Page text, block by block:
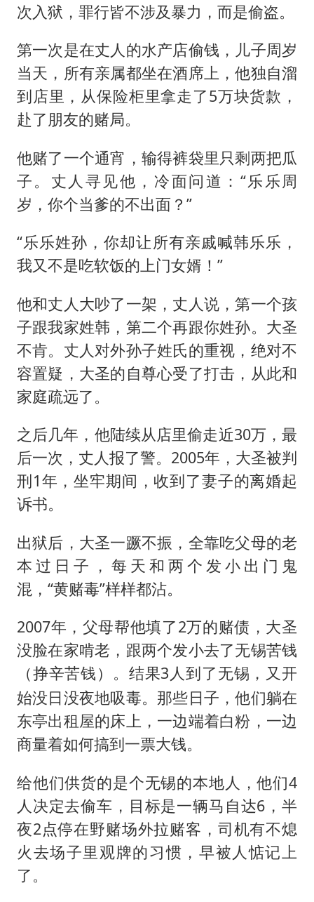
次入狱，罪行皆不涉及暴力，而是偷盗。
第一次是在丈人的水产店偷钱，儿子周岁
当天，所有亲属都坐在酒席上，他独自溜
到店里，从保险柜里拿走了5万块货款，
赴了朋友的赌局。
他赌了一个通宵，输得裤袋里只剩两把瓜
子。丈人寻见他，冷面问道：“乐乐周
岁，你个当爹的不出面？”
“乐乐姓孙，你却让所有亲戚喊韩乐乐，
我又不是吃软饭的上门女婿！”
他和丈人大吵了一架，丈人说，第一个孩
子跟我家姓韩，第二个再跟你姓孙。大圣
不肯。丈人对外孙子姓氏的重视，绝对不
容置疑，大圣的自尊心受了打击，从此和
家庭疏远了。
之后几年，他陆续从店里偷走近30万，最
后一次，丈人报了警。2005年，大圣被判
刑1年，坐牢期间，收到了妻子的离婚起
诉书。
出狱后，大圣一蹶不振，全靠吃父母的老
本过日子，每天和两个发小出门鬼
混，“黄赌毒”样样都沾。
2007年，父母帮他填了2万的赌债，大圣
没脸在家啃老，跟两个发小去了无锡苦钱
（挣辛苦钱 ）。结果3人到了无锡，又开
始没日没夜地吸毒。那些日子，他们躺在
东亭出租屋的床上，一边端着白粉，一边
商量着如何搞到一票大钱。
给他们供货的是个无锡的本地人，他们4
人决定去偷车，目标是一辆马自达6，半
夜2点停在野赌场外拉赌客，司机有不熄
火去场子里观牌的习惯，早被人惦记上
了。